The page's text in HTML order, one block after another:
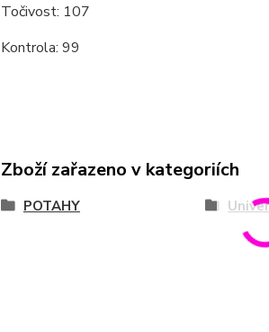
Točivost: 107
Kontrola: 99
Zboží zařazeno v kategoriích
POTAHY